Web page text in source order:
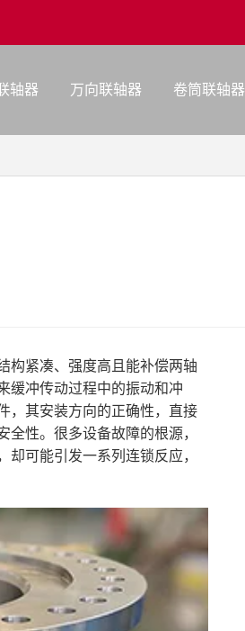
轴器 万向联轴器 卷筒联轴器
构紧凑、强度高且能补偿两轴
缓冲传动过程中的振动和冲
，其安装方向的正确性，直接
性。很多设备故障的根源，
可能引发一系列连锁反应，